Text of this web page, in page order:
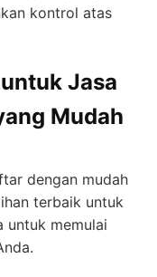
kontrol atas
Jasa
Mudah
dengan mudah
terbaik untuk
untuk memulai